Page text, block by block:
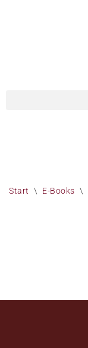
Start \ E-Books \